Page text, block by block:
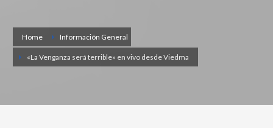
Home Información General
«La Venganza será terrible» en vivo desde Viedma